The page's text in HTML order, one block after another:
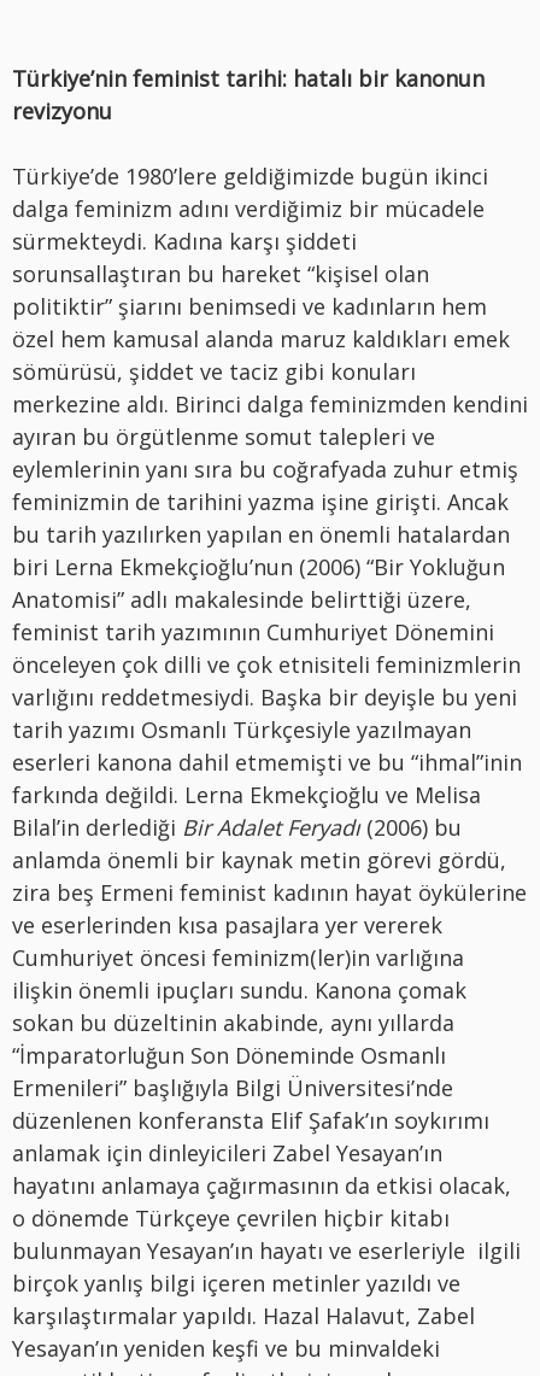
Türkiye’nin feminist tarihi: hatalı bir kanonun
revizyonu
Türkiye’de 1980’lere geldiğimizde bugün ikinci
dalga feminizm adını verdiğimiz bir mücadele
sürmekteydi. Kadına karşı şiddeti
sorunsallaştıran bu hareket “kişisel olan
politiktir” şiarını benimsedi ve kadınların hem
özel hem kamusal alanda maruz kaldıkları emek
sömürüsü, şiddet ve taciz gibi konuları
merkezine aldı. Birinci dalga feminizmden kendini
ayıran bu örgütlenme somut talepleri ve
eylemlerinin yanı sıra bu coğrafyada zuhur etmiş
feminizmin de tarihini yazma işine girişti. Ancak
bu tarih yazılırken yapılan en önemli hatalardan
biri Lerna Ekmekçioğlu’nun (2006) “Bir Yokluğun
Anatomisi” adlı makalesinde belirttiği üzere,
feminist tarih yazımının Cumhuriyet Dönemini
önceleyen çok dilli ve çok etnisiteli feminizmlerin
varlığını reddetmesiydi. Başka bir deyişle bu yeni
tarih yazımı Osmanlı Türkçesiyle yazılmayan
eserleri kanona dahil etmemişti ve bu “ihmal”inin
farkında değildi. Lerna Ekmekçioğlu ve Melisa
Bilal’in derlediği Bir Adalet Feryadı(2006) bu
anlamda önemli bir kaynak metin görevi gördü,
zira beş Ermeni feminist kadının hayat öykülerine
ve eserlerinden kısa pasajlara yer vererek
Cumhuriyet öncesi feminizm(ler)in varlığına
ilişkin önemli ipuçları sundu. Kanona çomak
sokan bu düzeltinin akabinde, aynı yıllarda
“İmparatorluğun Son Döneminde Osmanlı
Ermenileri” başlığıyla Bilgi Üniversitesi’nde
düzenlenen konferansta Elif Şafak’ın soykırımı
anlamak için dinleyicileri Zabel Yesayan’ın
hayatını anlamaya çağırmasının da etkisi olacak,
o dönemde Türkçeye çevrilen hiçbir kitabı
bulunmayan Yesayan’ın hayatı ve eserleriyle ilgili
birçok yanlış bilgi içeren metinler yazıldı ve
karşılaştırmalar yapıldı. Hazal Halavut, Zabel
Yesayan’ın yeniden keşfi ve bu minvaldeki